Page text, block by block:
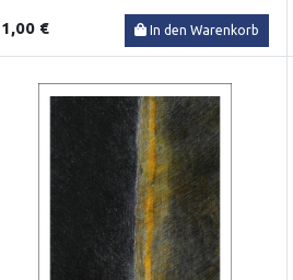
1,00 € In den Warenkorb